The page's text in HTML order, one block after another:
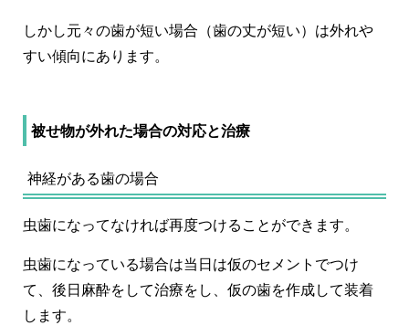
しかし元々の歯が短い場合（歯の丈が短い）は外れや
すい傾向にあります。
被せ物が外れた場合の対応と治療
神経がある歯の場合
虫歯になってなければ再度つけることができます。
虫歯になっている場合は当日は仮のセメントでつけ
て、後日麻酔をして治療をし、仮の歯を作成して装着
します。